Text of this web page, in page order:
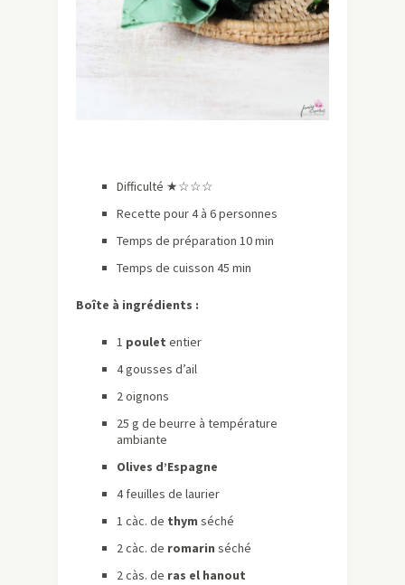
Difficulté ★☆☆☆
Recette pour 4 à 6 personnes
Temps de préparation 10 min
Temps de cuisson 45 min
Boîte à ingrédients :
1 poulet entier
4 gousses d’ail
2 oignons
25 g de beurre à température
ambiante
Olives d’Espagne
4 feuilles de laurier
1 càc. de thym séché
2 càc. de romarin séché
2 càs. de ras el hanout